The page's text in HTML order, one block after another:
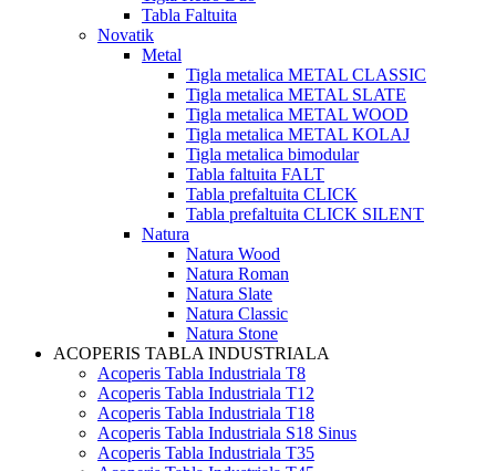
Tabla Faltuita
Novatik
Metal
Tigla metalica METAL CLASSIC
Tigla metalica METAL SLATE
Tigla metalica METAL WOOD
Tigla metalica METAL KOLAJ
Tigla metalica bimodular
Tabla faltuita FALT
Tabla prefaltuita CLICK
Tabla prefaltuita CLICK SILENT
Natura
Natura Wood
Natura Roman
Natura Slate
Natura Classic
Natura Stone
ACOPERIS TABLA INDUSTRIALA
Acoperis Tabla Industriala T8
Acoperis Tabla Industriala T12
Acoperis Tabla Industriala T18
Acoperis Tabla Industriala S18 Sinus
Acoperis Tabla Industriala T35